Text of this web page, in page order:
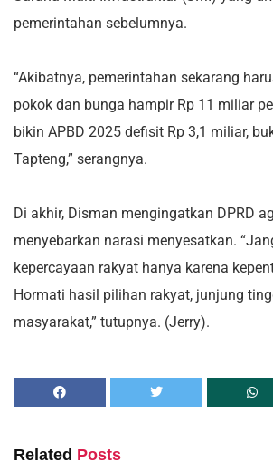
pemerintahan sebelumnya.
“Akibatnya, pemerintahan sekarang
pokok dan bunga hampir Rp 11 miliar
bikin APBD 2025 defisit Rp 3,1 miliar,
Tapteng,” serangnya.
Di akhir, Disman mengingatkan DPRD
menyebarkan narasi menyesatkan.
kepercayaan rakyat hanya karena
Hormati hasil pilihan rakyat, junjung
masyarakat,” tutupnya. (Jerry).
Related Posts